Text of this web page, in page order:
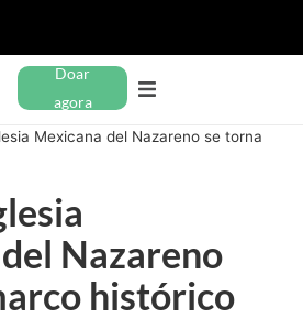
Doar
agora
Mexicana del Nazareno se torna
Nazareno
histórico